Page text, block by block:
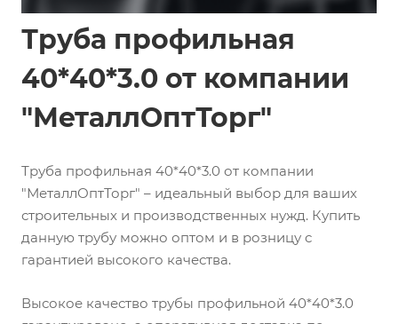
Труба профильная
40*40*3.0 от компании
"МеталлОптТорг"
Труба профильная 40*40*3.0 от компании
"МеталлОптТорг" – идеальный выбор для ваших
строительных и производственных нужд. Купить
данную трубу можно оптом и в розницу с
гарантией высокого качества.
Высокое качество трубы профильной 40*40*3.0